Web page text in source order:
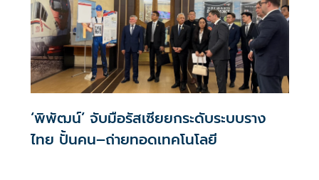
‘พิพัฒน์’ จับมือรัสเซียยกระดับระบบราง
ไทย ปั้นคน–ถ่ายทอดเทคโนโลยี